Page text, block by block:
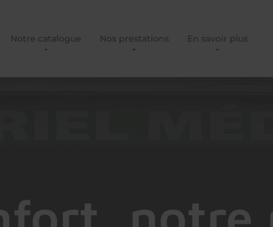
Notre catalogue Nos prestations En savoir plus